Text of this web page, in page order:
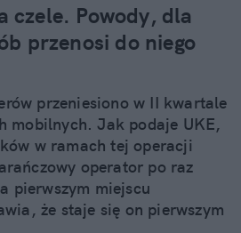
czele. Powody, dla
przenosi do niego
przeniesiono w II kwartale
mobilnych. Jak podaje UKE,
w ramach tej operacji
operator po raz
pierwszym miejscu
że staje się on pierwszym